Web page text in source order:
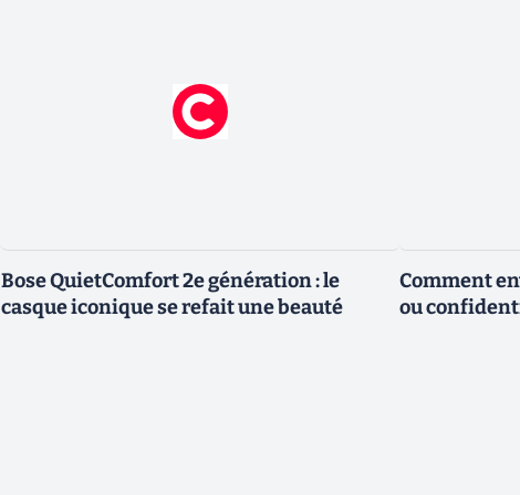
Bose QuietComfort 2e génération : le
casque iconique se refait une beauté
Comment
ou